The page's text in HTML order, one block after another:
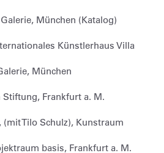
München (Katalog)
Künstlerhaus Villa
München
Frankfurt a. M.
Tilo Schulz), Kunstraum
basis, Frankfurt a. M.